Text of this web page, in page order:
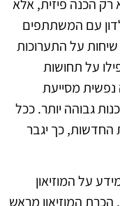
רק הכנה פיזית, אלא
עם המשתתפים
על התערוכות
על תחושות
נפשית מסייעת
גבוהה יותר. ככל
החדשות, כך יגבר
על המוזיאון
הכרת המוזיאון מראש